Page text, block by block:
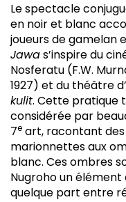
Le spectacle
en noir et blanc
joueurs de gamelan
Jawas’inspire du
Nosferatu (F.W.
1927) et du théâtre
kulit. Cette pratique
considérée par
7e art, racontant
marionnettes aux
blanc. Ces ombres
Nugroho un élément
quelque part entre